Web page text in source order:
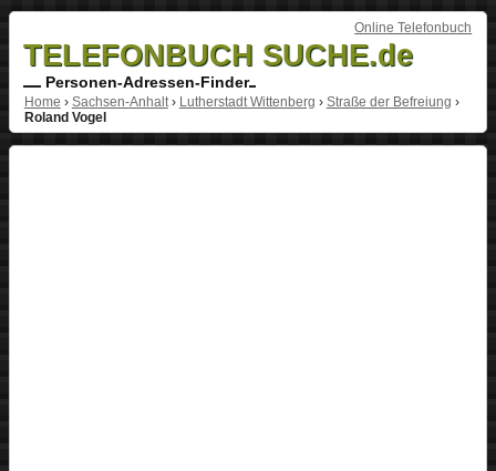
Online Telefonbuch
TELEFONBUCH SUCHE.de
Personen-Adressen-Finder
Home › Sachsen-Anhalt› Lutherstadt Wittenberg › Straße der Befreiung ›
Roland Vogel